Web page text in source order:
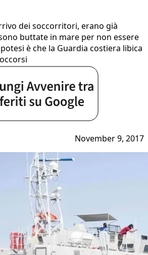
dei soccorritori, erano già
buttate in mare per non essere
è che la Guardia costiera libica
November 9, 2017